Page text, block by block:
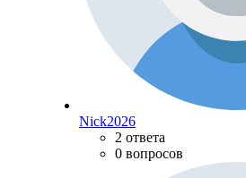
Nick2026
2 ответа
0 вопросов